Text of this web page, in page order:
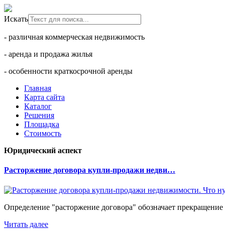
Искать
- различная коммерческая недвижимость
- аренда и продажа жилья
- особенности краткосрочной аренды
Главная
Карта сайта
Каталог
Решения
Площадка
Стоимость
Юридический аспект
Расторжение договора купли-продажи недви…
Определение "расторжение договора" обозначает
Читать далее